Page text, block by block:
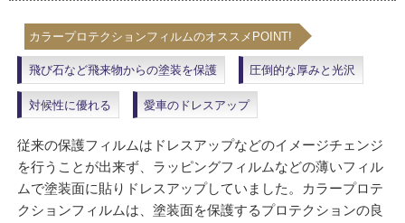
カラープロテクションフィルムのオススメPOINT!
飛び石など飛来物からの塗装を保護 圧倒的な厚みと光沢
対候性に優れる 愛車のドレスアップ
従来の保護フィルムはドレスアップなどのイメージチェンジ
を行うことが出来ず、ラッピングフィルムなどの薄いフィル
ムで塗装面に貼りドレスアップしていました。カラープロテ
クションフィルムは、塗装面を保護するプロテクションの良